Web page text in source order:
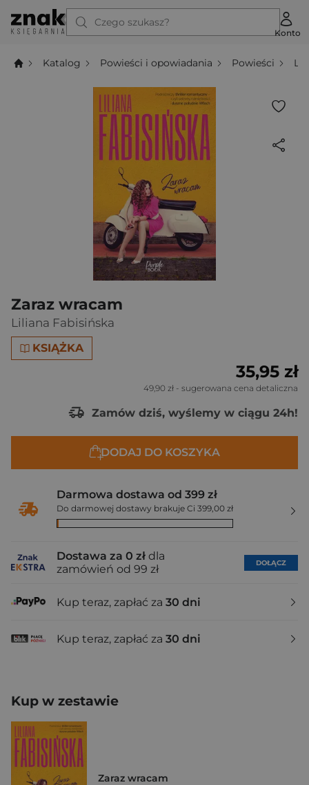
Czego szukasz?
Konto
Katalog Powieści i opowiadania Powieści
Zaraz wracam
Liliana Fabisińska
KSIĄŻKA
35,95 zł
49,90 zł - sugerowana cena detaliczna
Zamów dziś, wyślemy w ciągu 24h!
DODAJ DO KOSZYKA
Darmowa dostawa od 399 zł
Do darmowej dostawy brakuje Ci 399,00 zł
Dostawa za 0 zł dla
zamówień od 99 zł
DOŁĄCZ
Kup teraz, zapłać za 30 dni
Kup teraz, zapłać za 30 dni
Kup w zestawie
Zaraz wracam